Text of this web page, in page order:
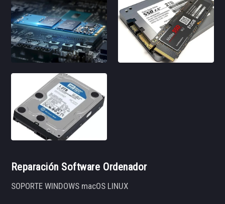
Reparación Software Ordenador
SOPORTE WINDOWS macOS LINUX